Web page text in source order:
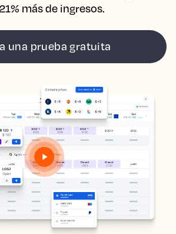
más de ingresos.
una prueba gratuita